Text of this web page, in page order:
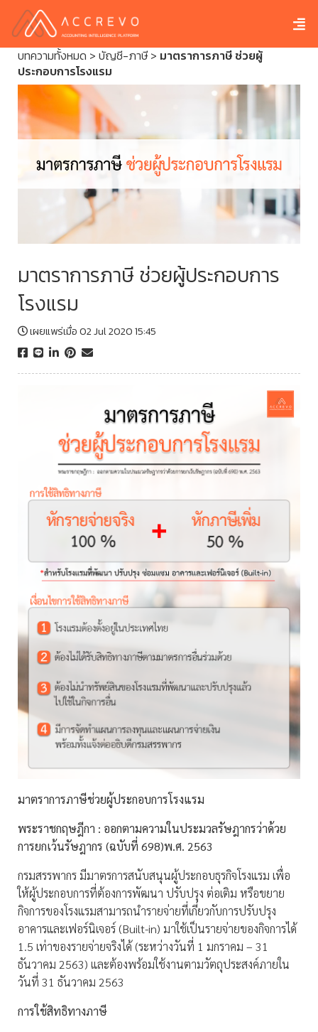
บทความทั้งหมด > บัญชี-ภาษี > มาตราการภาษี ช่วยผู้
ประกอบการโรงแรม
มาตราการภาษี ช่วยผู้ประกอบการ
โรงแรม
เผยแพร่เมื่อ 02 Jul 2020 15:45
มาตราการภาษีช่วยผู้ประกอบการโรงแรม
พระราชกฤษฎีกา : ออกตามความในประมวลรัษฎากรว่าด้วย
การยกเว้นรัษฎากร (ฉบับที่ 698)พ.ศ. 2563
กรมสรรพากร มีมาตรการสนับสนุนผู้ประกอบธุรกิจโรงแรม เพื่อ
ให้ผู้ประกอบการที่ต้องการพัฒนา ปรับปรุง ต่อเติม หรือขยาย
กิจการของโรงแรมสามารถนำรายจ่ายที่เกี่ยวกับการปรับปรุง
อาคารและเฟอร์นิเจอร์ (Built-in) มาใช้เป็นรายจ่ายของกิจการได้
1.5 เท่าของรายจ่ายจริงได้ (ระหว่างวันที่ 1 มกราคม – 31
ธันวาคม 2563) และต้องพร้อมใช้งานตามวัตถุประสงค์ภายใน
วันที่ 31 ธันวาคม 2563
การใช้สิทธิทางภาษี